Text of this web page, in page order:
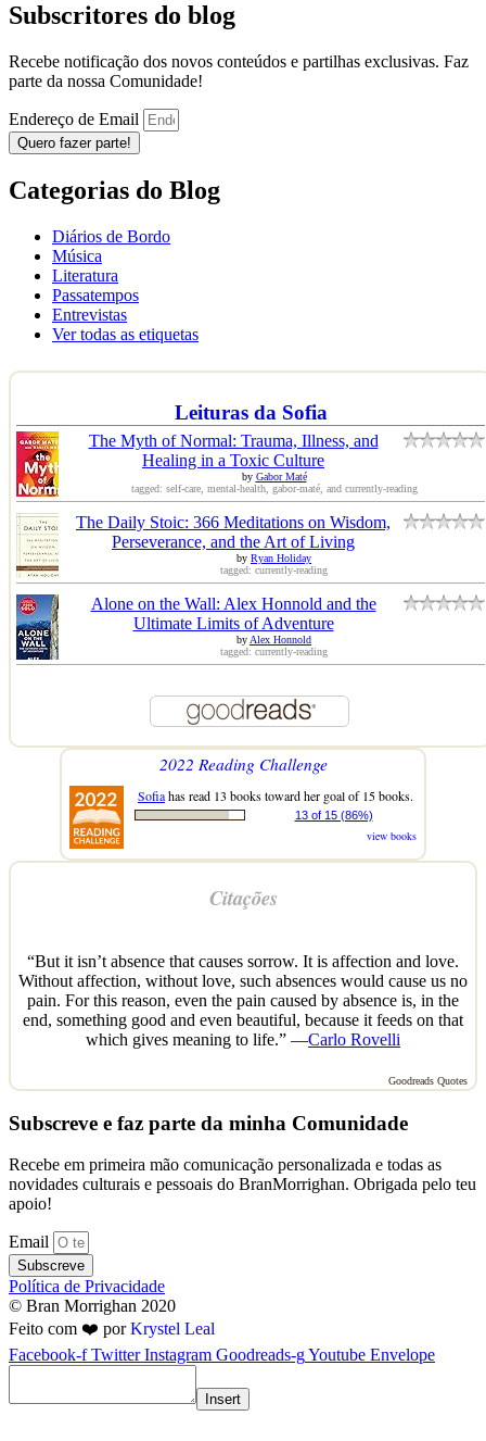
Subscritores do blog
Recebe notificação dos novos conteúdos e partilhas exclusivas. Faz
parte da nossa Comunidade!
Endereço de Email
Quero fazer parte!
Categorias do Blog
Diários de Bordo
Música
Literatura
Passatempos
Entrevistas
Ver todas as etiquetas
Leituras da Sofia
The Myth of Normal: Trauma, Illness, and
Healing in a Toxic Culture
by Gabor Maté
tagged: self-care, mental-health, gabor-maté, and currently-reading
The Daily Stoic: 366 Meditations on Wisdom,
Perseverance, and the Art of Living
by Ryan Holiday
tagged: currently-reading
Alone on the Wall: Alex Honnold and the
Ultimate Limits of Adventure
byAlex Honnold
tagged: currently-reading
2022 Reading Challenge
Sofiahas read 13 books toward her goal of 15 books.
13 of 15 (86%)
view books
Citações
“But it isn’t absence that causes sorrow. It is affection and love.
Without affection, without love, such absences would cause us no
pain. For this reason, even the pain caused by absence is, in the
end, something good and even beautiful, because it feeds on that
which gives meaning to life.” —Carlo Rovelli
Goodreads Quotes
Subscreve e faz parte da minha Comunidade
Recebe em primeira mão comunicação personalizada e todas as
novidades culturais e pessoais do BranMorrighan. Obrigada pelo teu
apoio!
Email
Subscreve
Política de Privacidade
© Bran Morrighan 2020
Feito com ❤️ porKrystel Leal
Facebook-f Twitter Instagram Goodreads-gYoutube Envelope
Insert